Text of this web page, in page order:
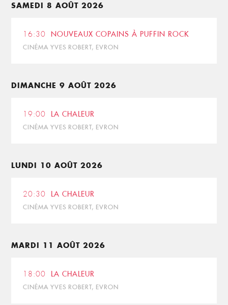
SAMEDI 8 AOÛT 2026
16:30 NOUVEAUX COPAINS À PUFFIN ROCK
CINÉMA YVES ROBERT, EVRON
DIMANCHE 9 AOÛT 2026
19:00 LA CHALEUR
CINÉMA YVES ROBERT, EVRON
LUNDI 10 AOÛT 2026
20:30 LA CHALEUR
CINÉMA YVES ROBERT, EVRON
MARDI 11 AOÛT 2026
18:00 LA CHALEUR
CINÉMA YVES ROBERT, EVRON